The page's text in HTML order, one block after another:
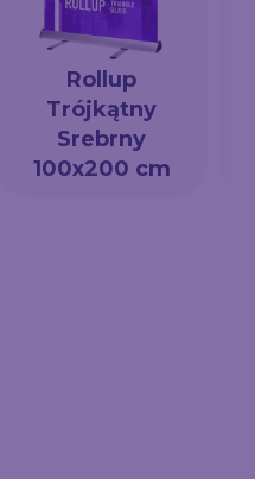
Rollup
Trójkątny
Srebrny
100x200 cm